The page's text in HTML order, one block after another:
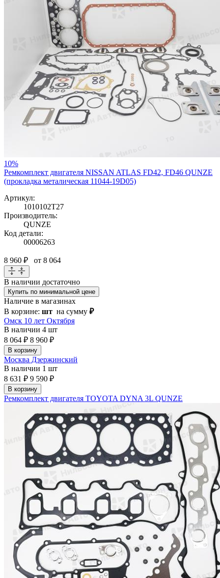
10%
Ремкомплект двигателя NISSAN ATLAS FD42, FD46 QUNZE
(прокладка металическая 11044-19D05)
Артикул:
1010102T27
Производитель:
QUNZE
Код детали:
00006263
8 960 ₽ от 8 064
В наличии достаточно
Купить по минимальной цене
Наличие в магазинах
В корзине: шт на сумму ₽
Омск 10 лет Октября
В наличии 4 шт
8 064 ₽ 8 960 ₽
В корзину
Москва Дзержинский
В наличии 1 шт
8 631 ₽ 9 590 ₽
В корзину
Ремкомплект двигателя TOYOTA DYNA 3L QUNZE